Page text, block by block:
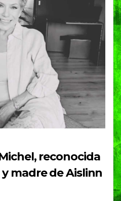
reconocida
madre de Aislinn